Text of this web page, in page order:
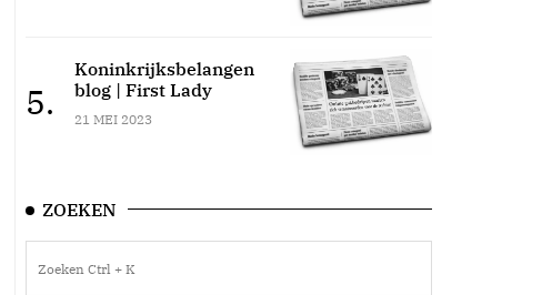
5.
Koninkrijksbelangen
blog | First Lady
21 MEI 2023
ZOEKEN